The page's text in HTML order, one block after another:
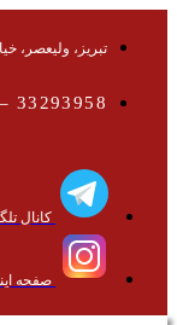
تبریز، ولیعصر،
33293958 – 33298421 – ( 041)
کانال
صفحه